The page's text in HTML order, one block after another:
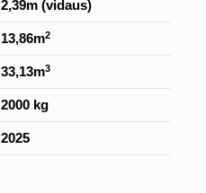
2,39m (vidaus)
13,86m2
33,13m3
2000 kg
2025